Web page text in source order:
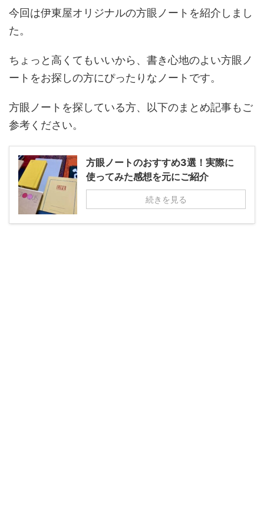
今回は伊東屋オリジナルの方眼ノートを紹介しまし
た。
ちょっと高くてもいいから、書き心地のよい方眼ノ
ートをお探しの方にぴったりなノートです。
方眼ノートを探している方、以下のまとめ記事もご
参考ください。
方眼ノートのおすすめ3選！実際に
使ってみた感想を元にご紹介
続きを見る